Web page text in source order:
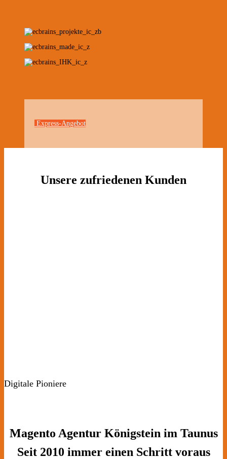
Express-Angebot
Unsere zufriedenen Kunden
Digitale Pioniere
Magento Agentur Königstein im Taunus
Seit 2010 immer einen Schritt voraus